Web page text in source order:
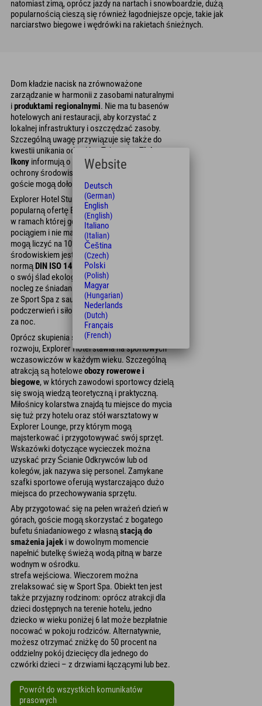
natomiast zimą, oprócz jazdy na nartach i snowboardzie, dużą
popularnością cieszą się również łagodniejsze opcje, takie jak
narciarstwo biegowe i wędrówki na rakietach śnieżnych.
Dom kładzie nacisk na zrównoważone
zarządzanie w harmonii z zasobami naturalnymi
iproduktami regionalnymi. Nie ma tu basenów
hotelowych ani restauracji, aby korzystać z
lokalnej infrastruktury i oszczędzać zasoby.
Szczególną uwagę przywiązuje się także do
kwestii unikania odpadów. Tak zwane Zielone
Ikony informują o działaniach hotelu na rzecz
ochrony środowiska i pokazują, w jaki sposób
goście mogą dołożyć swoją cegiełkę.
Explorer Hotel Stubaital zaoferuje również
popularną ofertę Explorer Hotel
w ramach której goście, którzy przyjeżdżają
pociągiem i nie mają własnego samochodu,
mogą liczyć na 10% zniżki. Zarządzanie
środowiskiem jest certyfikowane zgodnie z
normą DIN ISO 14001.* Gościom, którzy dbają
o swój ślad ekologiczny, hotele Explorer oferują
nocleg ze śniadaniem i możliwość korzystania
ze Sport Spa z sauną, łaźnią parową, kabiną na
podczerwień i siłowniąod 59,80 euro
za noc.
Oprócz skupienia się na zrównoważonym
rozwoju, Explorer Hotel stawia na sportowych
wczasowiczów w każdym wieku. Szczególną
atrakcją są hoteloweobozy rowerowe i
biegowe, w których zawodowi sportowcy dzielą
się swoją wiedzą teoretyczną i praktyczną.
Miłośnicy kolarstwa znajdą tu miejsce do mycia
się tuż przy hotelu oraz stół warsztatowy w
Explorer Lounge, przy którym mogą
majsterkować i przygotowywać swój sprzęt.
Wskazówki dotyczące wycieczek można
uzyskać przy Ścianie Odkrywców lub od
kolegów, jak nazywa się personel. Zamykane
szafki sportowe oferują wystarczająco dużo
miejsca do przechowywania sprzętu.
Aby przygotować się na pełen wrażeń dzień w
górach, goście mogą skorzystać z bogatego
bufetu śniadaniowego z własnąstacją do
smażenia jajek i w dowolnym momencie
napełnić butelkę świeżą wodą pitną w barze
wodnym w ośrodku.
strefa wejściowa. Wieczorem można
zrelaksować się w Sport Spa. Obiekt ten jest
także przyjazny rodzinom: oprócz atrakcji dla
dzieci dostępnych na terenie hotelu, jedno
dziecko w wieku poniżej 6 lat może bezpłatnie
nocować w pokoju rodziców. Alternatywnie,
możesz otrzymać zniżkę do 50 procent na
oddzielny pokój dziecięcy dla jednego do
czwórki dzieci – z drzwiami łączącymi lub bez.
Powrót do wszystkich komunikatów
prasowych
Website
Deutsch
(German)
English
(English)
Italiano
(Italian)
Čeština
(Czech)
Polski
(Polish)
Magyar
(Hungarian)
Nederlands
(Dutch)
Français
(French)